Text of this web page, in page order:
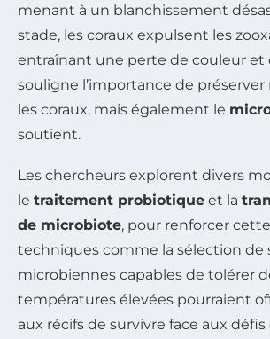
menant à un blanchissement
stade, les coraux expulsent les
entraînant une perte de couleur et
souligne l’importance de
les coraux, mais également le
soutient.
Les chercheurs explorent divers
le traitement probiotique et la
de microbiote, pour renforcer
techniques comme la sélection de
microbiennes capables de tolérer
températures élevées pourraient
aux récifs de survivre face aux